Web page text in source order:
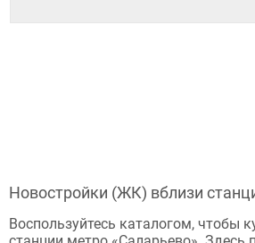
Новостройки (ЖК) вблизи
Воспользуйтесь каталогом, чтобы